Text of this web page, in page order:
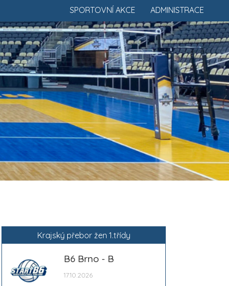
ADMINISTRACE
SPORTOVNÍ AKCE
Krajský přebor žen 1.třídy
B6 Brno - B
17.10.2026